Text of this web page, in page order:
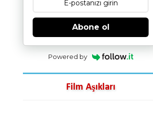
Abone ol
Powered by
Film Aşıkları